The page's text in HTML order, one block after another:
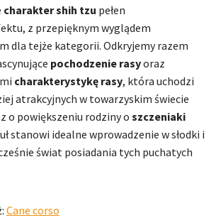
charakter shih tzu pełen
z przepięknym wyglądem
dla tejże kategorii. Odkryjemy razem
pochodzenie rasyoraz
charakterystykę rasy, która uchodzi
atrakcyjnych w towarzyskim świecie
o powiększeniu rodziny o szczeniaki
stanowi idealne wprowadzenie w słodki i
świat posiadania tych puchatych
Cane corso